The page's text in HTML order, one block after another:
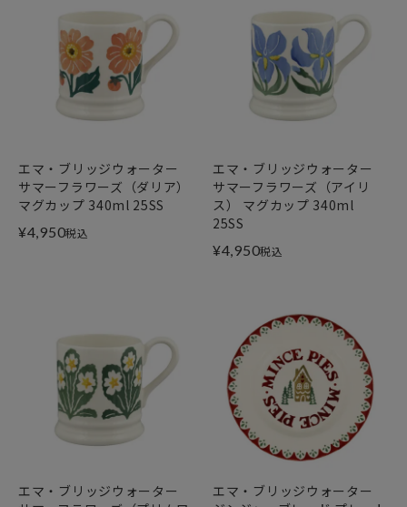
エマ・ブリッジウォーター
サマーフラワーズ（ダリア）
マグカップ 340ml 25SS
¥4,950税込
エマ・ブリッジウォーター
サマーフラワーズ（アイリ
ス） マグカップ 340ml
25SS
¥4,950税込
エマ・ブリッジウォーター
エマ・ブリッジウォーター